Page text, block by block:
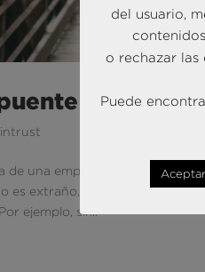
de las
de una empresa es no tener
es extraño, porque la toma de
ejemplo, sir...
del usuario,
o rechazar las
Puede
Aceptar